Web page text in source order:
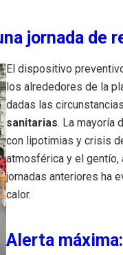
jornada de
El dispositivo
los alrededores de la
dadas las
sanitarias. La mayoría
con lipotimias y crisis
atmosférica y el gentío,
jornadas anteriores ha
calor.
Alerta